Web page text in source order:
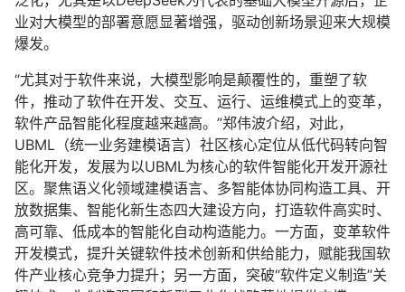
业对大模型的部署意愿显著增强，驱动创新场景迎来大规模
爆发。
“尤其对于软件来说，大模型影响是颠覆性的，重塑了软
件，推动了软件在开发、交互、运行、运维模式上的变革，
软件产品智能化程度越来越高。”郑伟波介绍，对此，
UBML（统一业务建模语言）社区核心定位从低代码转向智
能化开发，发展为以UBML为核心的软件智能化开发开源社
区。聚焦语义化领域建模语言、多智能体协同构造工具、开
放数据集、智能化新生态四大建设方向，打造软件高实时、
高可靠、低成本的智能化自动构造能力。一方面，变革软件
开发模式，提升关键软件技术创新和供给能力，赋能我国软
件产业核心竞争力提升；另一方面，突破“软件定义制造”关